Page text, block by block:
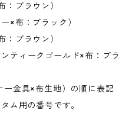
ブラウン）
×布：ブラック）
ブラウン）
ティークゴールド×布：ブラ
金具×布生地）の順に表記
ム用の番号です。